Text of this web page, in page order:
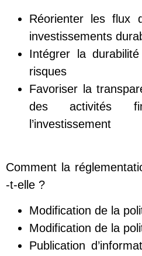
Réorienter les flux
investissements
Intégrer la
risques
Favoriser la
des activités
l’investissement
Comment la
-t-elle ?
Modification de la
Modification de la
Publication